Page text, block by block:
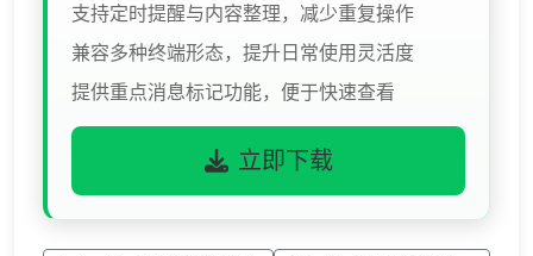
支持定时提醒与内容整理，减少重复操作
兼容多种终端形态，提升日常使用灵活度
提供重点消息标记功能，便于快速查看
立即下载